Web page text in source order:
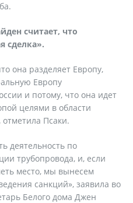
считает, что
сделка».
она разделяет Европу,
Европу
и потому, что она идет
целями в области
отметила Псаки.
деятельность по
трубопровода, и, если
место, мы вынесем
санкций», заявила во
Белого дома Джен